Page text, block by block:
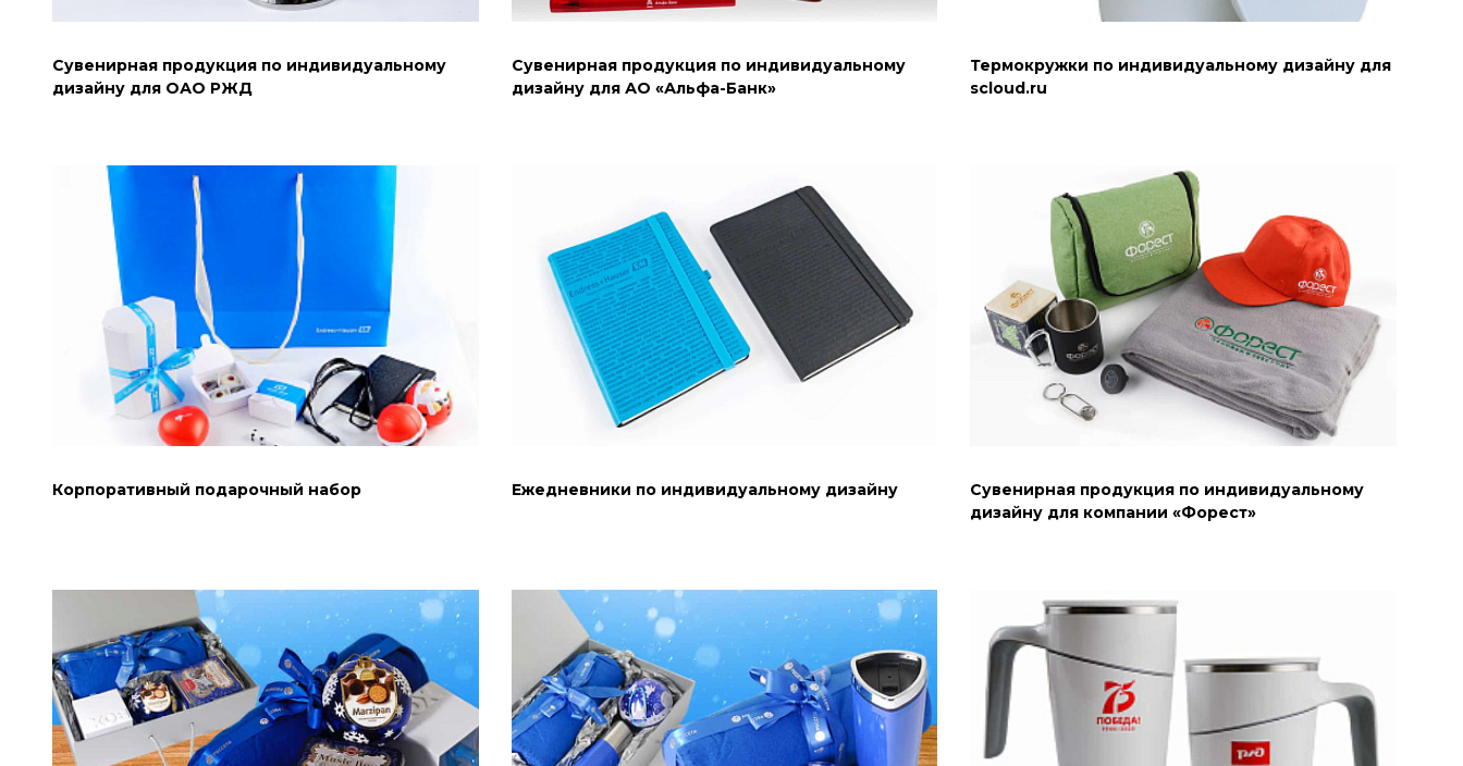
Сувенирная продукция по индивидуальному
дизайну для ОАО РЖД
Сувенирная продукция по индивидуальному
дизайну для АО «Альфа-Банк»
Термокружки по индивидуальному дизайну для
scloud.ru
Корпоративный подарочный набор Ежедневники по индивидуальному дизайну
Сувенирная продукция по индивидуальному
дизайну для компании «Форест»